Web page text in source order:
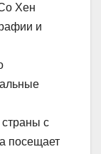
Хен
и
страны с
посещает